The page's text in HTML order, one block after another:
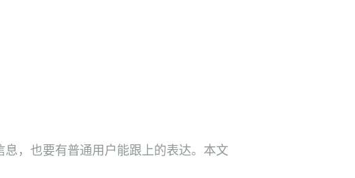
，也要有普通用户能跟上的表达。本文